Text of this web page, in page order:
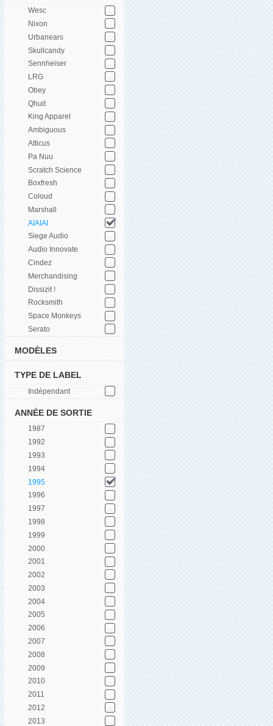
Wesc
Nixon
Urbanears
Skullcandy
Sennheiser
LRG
Obey
Qhuit
King Apparel
Ambiguous
Atticus
Pa Nuu
Scratch Science
Boxfresh
Coloud
Marshall
AIAIAI
Siege Audio
Audio Innovate
Cindez
Merchandising
Dissizit !
Rocksmith
Space Monkeys
Serato
MODÈLES
TYPE DE LABEL
Indépendant
ANNÉE DE SORTIE
1987
1992
1993
1994
1995
1996
1997
1998
1999
2000
2001
2002
2003
2004
2005
2006
2007
2008
2009
2010
2011
2012
2013